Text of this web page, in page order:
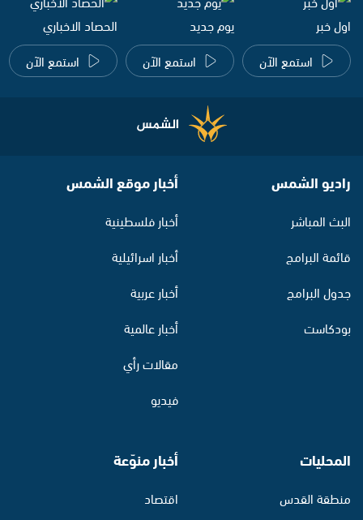
اول خبر
استمع الآن
يوم جديد
استمع الآن
الحصاد الاخباري
استمع الآن
راديو الشمس
البث المباشر
قائمة البرامج
جدول البرامج
بودكاست
أخبار موقع الشمس
أخبار فلسطينية
أخبار اسرائيلية
أخبار عربية
أخبار عالمية
مقالات رأي
فيديو
المحليات
منطقة القدس
أخبار منوّعة
اقتصاد